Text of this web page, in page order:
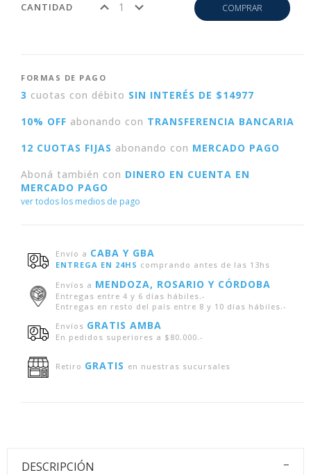
CANTIDAD COMPRAR
FORMAS DE PAGO
3 cuotas con débito SIN INTERÉS DE $14977
10% OFF abonando con TRANSFERENCIA BANCARIA
12 CUOTAS FIJAS abonando con MERCADO PAGO
Aboná también con DINERO EN CUENTA EN
MERCADO PAGO
ver todos los medios de pago
Envío a CABA Y GBA
ENTREGA EN 24HS comprando antes de las 13hs
Envíos a MENDOZA, ROSARIO Y CÓRDOBA
Entregas entre 4 y 6 días hábiles.-
Entregas en resto del país entre 8 y 10 días hábiles.-
Envíos GRATIS AMBA
En pedidos superiores a $80.000.-
Retiro GRATIS en nuestras sucursales
DESCRIPCIÓN